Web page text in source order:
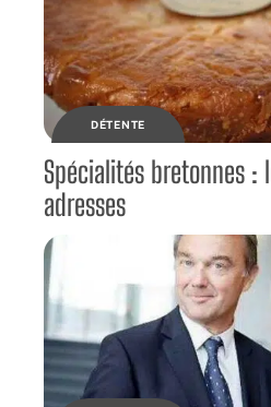
DÉTENTE
Spécialités bretonnes :
adresses